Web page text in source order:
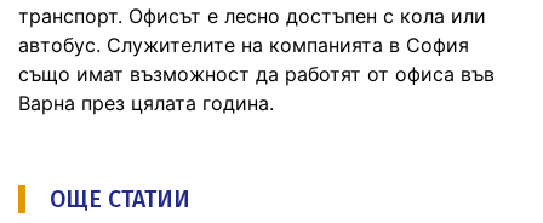
транспорт. Офисът е лесно достъпен с кола или
автобус. Служителите на компанията в София
също имат възможност да работят от офиса във
Варна през цялата година.
ОЩЕ СТАТИИ